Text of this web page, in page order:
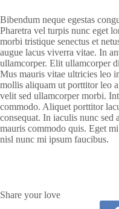
Bibendum neque egestas
Pharetra vel turpis nunc eget
morbi tristique senectus et
augue lacus viverra vitae. In
ullamcorper. Elit ullamcorper
Mus mauris vitae ultricies leo
mollis aliquam ut porttitor leo
velit sed ullamcorper morbi.
commodo. Aliquet porttitor
consequat. In iaculis nunc sed
mauris commodo quis. Eget
nisl nunc mi ipsum faucibus.
Share your love